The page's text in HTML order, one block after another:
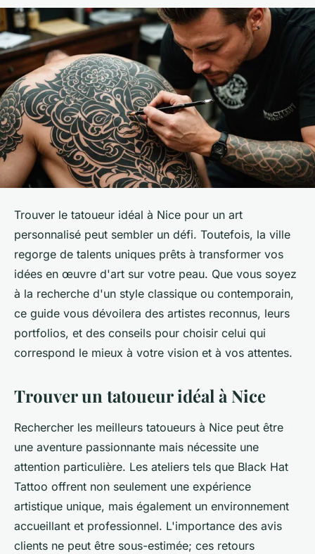
Trouver le tatoueur idéal à Nice pour un art
personnalisé peut sembler un défi. Toutefois, la ville
regorge de talents uniques prêts à transformer vos
idées en œuvre d'art sur votre peau. Que vous soyez
à la recherche d'un style classique ou contemporain,
ce guide vous dévoilera des artistes reconnus, leurs
portfolios, et des conseils pour choisir celui qui
correspond le mieux à votre vision et à vos attentes.
Trouver un tatoueur idéal à Nice
Rechercher les meilleurs tatoueurs à Nice peut être
une aventure passionnante mais nécessite une
attention particulière. Les ateliers tels que Black Hat
Tattoo offrent non seulement une expérience
artistique unique, mais également un environnement
accueillant et professionnel. L'importance des avis
clients ne peut être sous-estimée; ces retours